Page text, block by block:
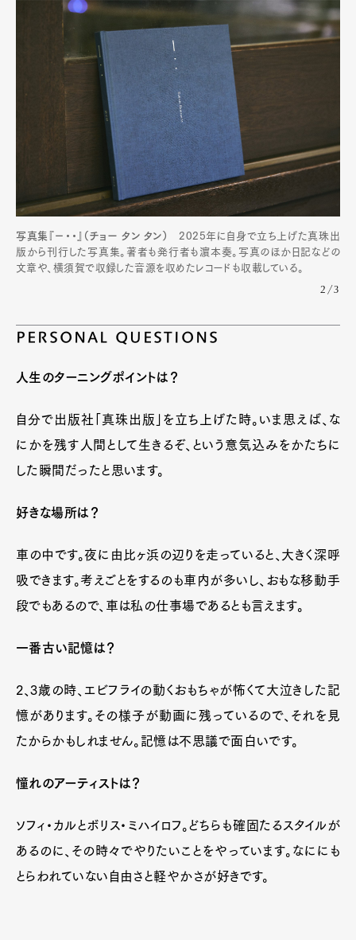
写真集『−・・』（チョー タン タン） 2025年に自身で立ち上げた真珠出
版から刊行した写真集。著者も発行者も濵本奏。写真のほか日記などの
文章や、横須賀で収録した音源を収めたレコードも収載している。
2/3
PERSONAL QUESTIONS
人生のターニングポイントは？
自分で出版社「真珠出版」を立ち上げた時。いま思えば、な
にかを残す人間として生きるぞ、という意気込みをかたちに
した瞬間だったと思います。
好きな場所は？
車の中です。夜に由比ヶ浜の辺りを走っていると、大きく深呼
吸できます。考えごとをするのも車内が多いし、おもな移動手
段でもあるので、車は私の仕事場であるとも言えます。
一番古い記憶は？
2、3歳の時、エビフライの動くおもちゃが怖くて大泣きした記
憶があります。その様子が動画に残っているので、それを見
たからかもしれません。記憶は不思議で面白いです。
憧れのアーティストは？
ソフィ・カルとボリス・ミハイロフ。どちらも確固たるスタイルが
あるのに、その時々でやりたいことをやっています。なににも
とらわれていない自由さと軽やかさが好きです。